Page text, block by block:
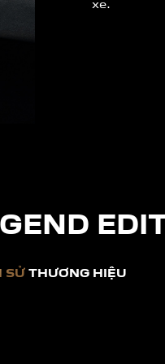
xe.
SỬ THƯƠNG HIỆU